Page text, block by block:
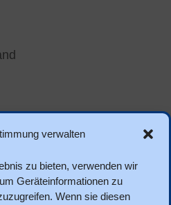
verwalten
zu bieten, verwenden wir
Geräteinformationen zu
Wenn sie diesen